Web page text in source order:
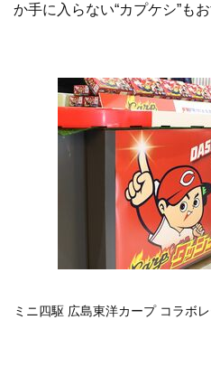
か手に入らない“カプケシ”も
ミニ四駆 広島東洋カープ コラボ